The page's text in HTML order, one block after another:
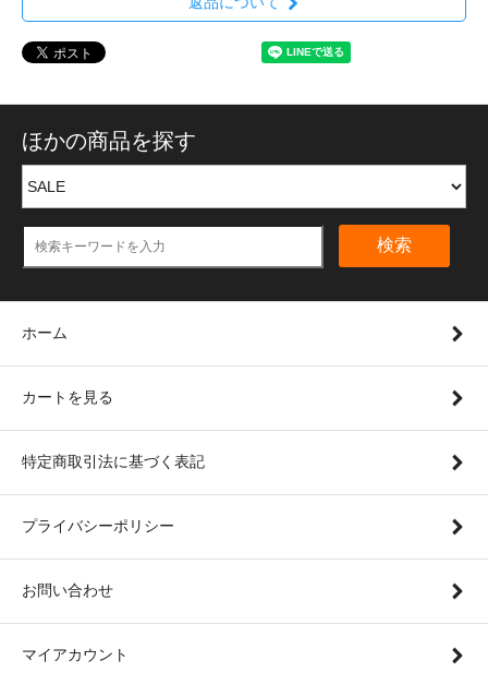
ほかの商品を探す
検索
ホーム
カートを見る
特定商取引法に基づく表記
プライバシーポリシー
お問い合わせ
マイアカウント